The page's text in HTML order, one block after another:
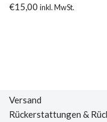
€15,00 inkl. MwSt.
Versand
Rückerstattungen &